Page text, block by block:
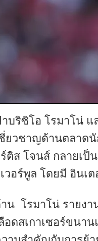
บริซิโอ โรมาโน่ แ
ยวชาญด้านตลาดนั
ติส โจนส์ กลายเป็
วอร์พูล โดยมี อินเ
น โรมาโน่ รายงา
อดสเกาเซอร์ขนา